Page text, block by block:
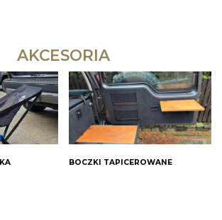
AKCESORIA
BOCZKI TAPICEROWANE